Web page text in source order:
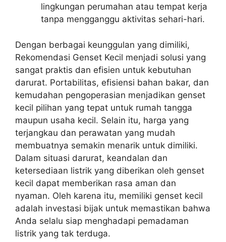
lingkungan perumahan atau tempat kerja
tanpa mengganggu aktivitas sehari-hari.
Dengan berbagai keunggulan yang dimiliki,
Rekomendasi Genset Kecil menjadi solusi yang
sangat praktis dan efisien untuk kebutuhan
darurat. Portabilitas, efisiensi bahan bakar, dan
kemudahan pengoperasian menjadikan genset
kecil pilihan yang tepat untuk rumah tangga
maupun usaha kecil. Selain itu, harga yang
terjangkau dan perawatan yang mudah
membuatnya semakin menarik untuk dimiliki.
Dalam situasi darurat, keandalan dan
ketersediaan listrik yang diberikan oleh genset
kecil dapat memberikan rasa aman dan
nyaman. Oleh karena itu, memiliki genset kecil
adalah investasi bijak untuk memastikan bahwa
Anda selalu siap menghadapi pemadaman
listrik yang tak terduga.